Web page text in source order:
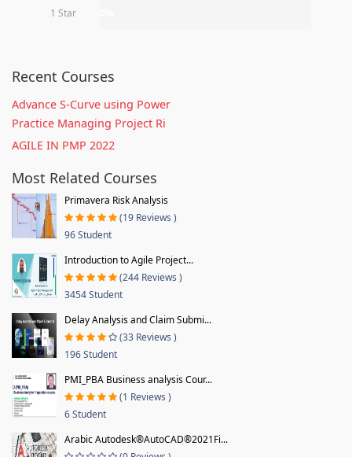
1 Star
Recent Courses
Advance S-Curve using Power
Practice Managing Project Ri
AGILE IN PMP 2022
Most Related Courses
Primavera Risk Analysis
(19 Reviews )
96 Student
Introduction to Agile Project...
(244 Reviews )
3454 Student
Delay Analysis and Claim Submi...
(33 Reviews )
196 Student
PMI_PBA Business analysis Cour...
(1 Reviews )
6 Student
Arabic Autodesk®AutoCAD®2021Fi...